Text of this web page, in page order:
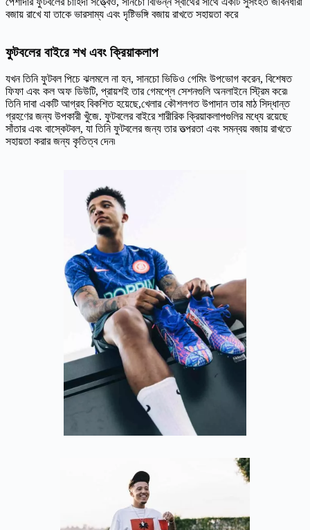
বজায় রাখে যা তাকে ভারসাম্য এবং দৃষ্টিভঙ্গি বজায় রাখতে সহায়তা করে
ফুটবলের বাইরে শখ এবং ক্রিয়াকলাপ
যখন তিনি ফুটবল পিচে ঝলমলে না হন, সানচো ভিডিও গেমিং উপভোগ করেন, বিশেষত
ফিফা এবং কল অফ ডিউটি, প্রায়শই তার গেমপ্লে সেশনগুলি অনলাইনে স্ট্রিম করে৷
তিনি দাবা একটি আগ্রহ বিকশিত হয়েছে,খেলার কৌশলগত উপাদান তার মাঠ সিদ্ধান্ত
গ্রহণের জন্য উপকারী খুঁজে. ফুটবলের বাইরে শারীরিক ক্রিয়াকলাপগুলির মধ্যে রয়েছে
সাঁতার এবং বাস্কেটবল, যা তিনি ফুটবলের জন্য তার তত্পরতা এবং সমন্বয় বজায় রাখতে
সহায়তা করার জন্য কৃতিত্ব দেন৷